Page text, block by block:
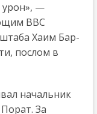
урон», —
ВВС
Хаим Бар-
послом в
начальник
За